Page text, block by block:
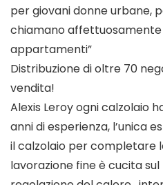
per giovani donne urbane,
chiamano affettuosamente
appartamenti”
Distribuzione di oltre 70
vendita!
Alexis Leroy ogni calzolaio
anni di esperienza, l’unica
il calzolaio per completare
lavorazione fine è cucita